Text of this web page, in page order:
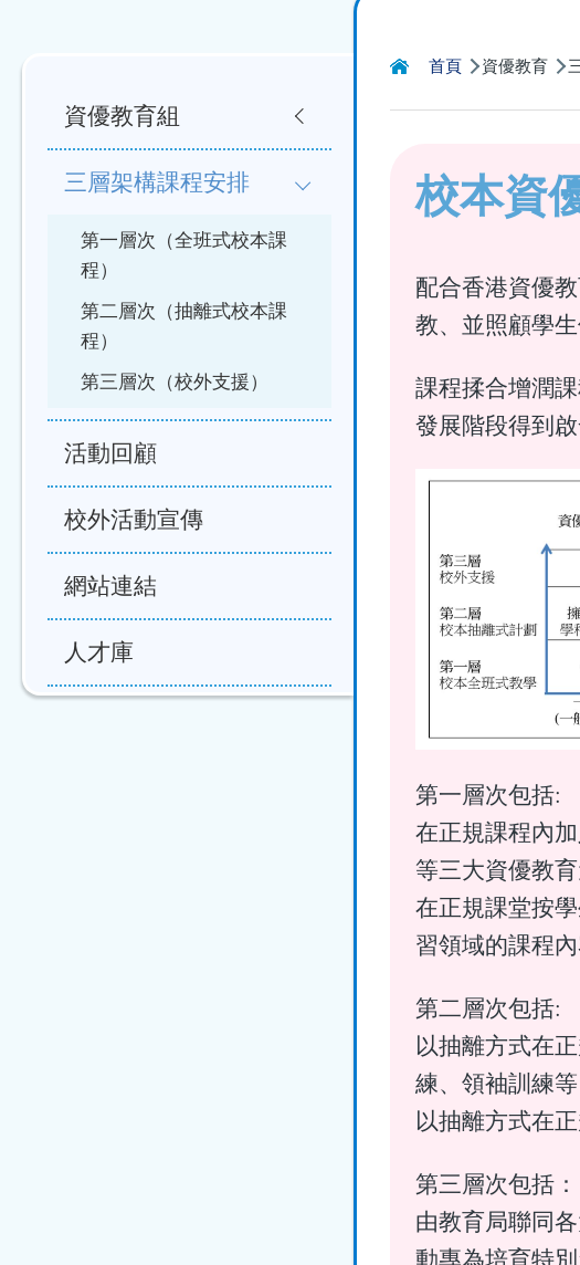
航
結
首頁 資優教育
校本資
配合香港資優
教、並照顧學
課程揉合增潤
發展階段得到啟
第一層次包括:
在正規課程內
等三大資優教育
在正規課堂按
習領域的課程內
第二層次包括:
以抽離方式在
練、領袖訓練等
以抽離方式在
第三層次包括：
由教育局聯同
動專為培育特別
Main
navigation
資優教育組
三層架構課程安排
第一層次（全班式校本課
程）
第二層次（抽離式校本課
程）
第三層次（校外支援）
活動回顧
校外活動宣傳
網站連結
人才庫